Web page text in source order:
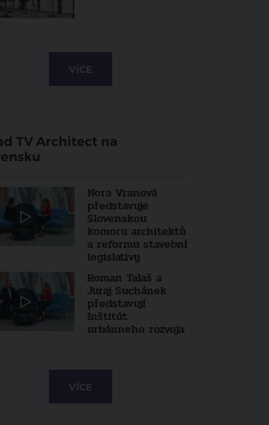
VÍCE
TV Architect na
Nora Vranová
představuje
Slovenskou
komoru architektů
a reformu stavební
legislativy
Roman Talaš a
Juraj Suchánek
představují
Inštitút
urbánneho rozvoja
VÍCE